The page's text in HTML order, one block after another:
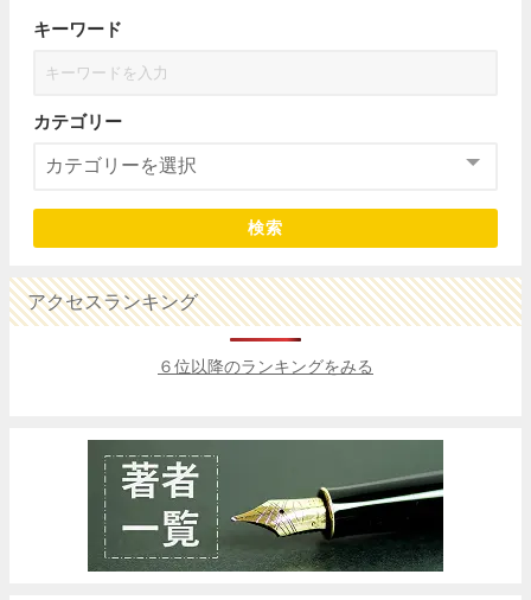
キーワード
カテゴリー
検索
アクセスランキング
６位以降のランキングをみる